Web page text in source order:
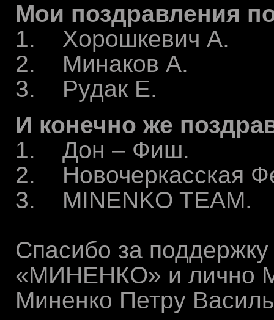
Мои поздравления
1. Хорошкевич А.
2. Минаков А.
3. Рудак Е.
И конечно же
1. Дон – Фиш.
2. Новочеркасская
3. MINENKO TEAM.
Спасибо за
«МИНЕНКО» и лично
Миненко Петру